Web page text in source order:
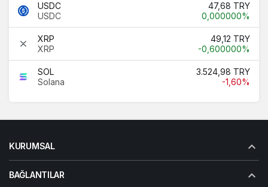
USDC
USDC
47,68 TRY
0,000000%
XRP
XRP
49,12 TRY
-0,600000%
SOL
Solana
3.524,98 TRY
-1,60%
KURUMSAL
BAĞLANTILAR